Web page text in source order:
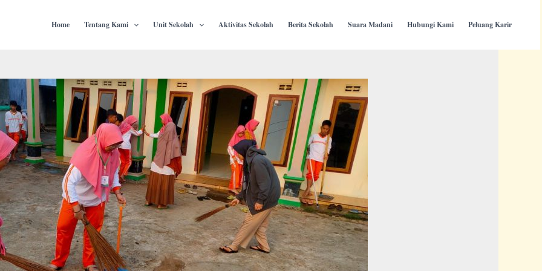
Home Tentang Kami Unit Sekolah Aktivitas Sekolah Berita Sekolah Suara Madani Hubungi Kami Peluang Karir